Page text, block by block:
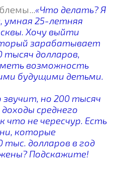
«Что делать? Я
умная 25-летняя
Хочу выйти
зарабатывает
тысяч долларов,
возможность
будущими детьми.
но 200 тысяч
среднего
что не чересчур. Есть
которые
долларов в год
Подскажите!